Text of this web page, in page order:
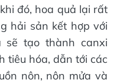
đó, hoa quả lại rất
hải sản kết hợp với
sẽ tạo thành canxi
tiêu hóa, dẫn tới các
nôn, nôn mửa và